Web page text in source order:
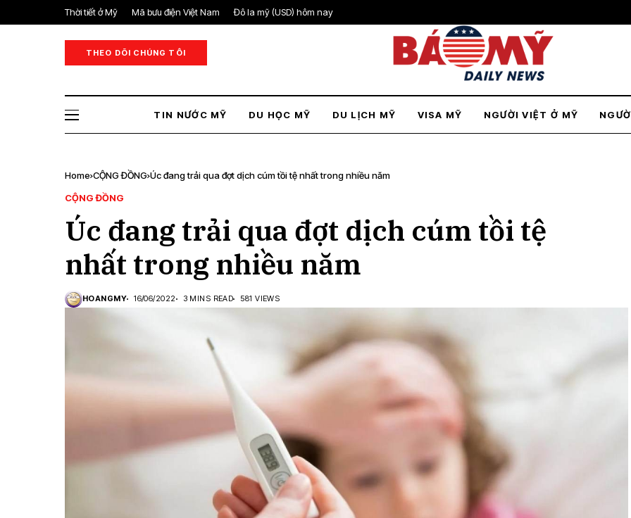
Thời tiết ở Mỹ Mã bưu điện Việt Nam Đô la mỹ (USD) hôm nay
THEO DÕI CHÚNG TÔI
TIN NƯỚC MỸ DU HỌC MỸ DU LỊCH MỸ VISA MỸ NGƯỜI VIỆT Ở MỸ
Home CỘNG ĐỒNG Úc đang trải qua đợt dịch cúm tồi tệ nhất trong nhiều năm
CỘNG ĐỒNG
Úc đang trải qua đợt dịch cúm tồi tệ
nhất trong nhiều năm
HOANGMY 16/06/2022 3 MINS READ 581 VIEWS